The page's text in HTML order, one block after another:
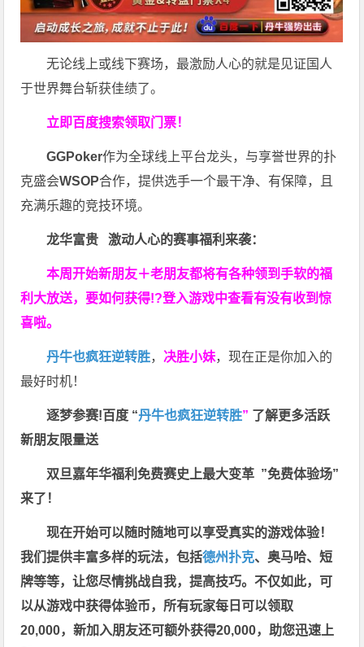
无论线上或线下赛场，最激励人心的就是见证国人
于世界舞台斩获佳绩了。
立即百度搜索领取门票！
GGPoker作为全球线上平台龙头，与享誉世界的扑
克盛会WSOP合作，提供选手一个最干净、有保障，且
充满乐趣的竞技环境。
龙华富贵 激动人心的赛事福利来袭：
本周开始新朋友＋老朋友都将有各种领到手软的福
利大放送，要如何获得!?登入游戏中查看有没有收到惊
喜啦。
丹牛也疯狂逆转胜， 决胜小妹，现在正是你加入的
最好时机！
逐梦参赛!百度 “丹牛也疯狂逆转胜” 了解更多活跃
新朋友限量送
双旦嘉年华福利免费赛史上最大变革 ”免费体验场”
来了！
现在开始可以随时随地可以享受真实的游戏体验！
我们提供丰富多样的玩法，包括德州扑克、奥马哈、短
牌等等，让您尽情挑战自我，提高技巧。不仅如此， 可
以从游戏中获得体验币，所有玩家每日可以领取
20,000，新加入朋友还可额外获得20,000，助您迅速上